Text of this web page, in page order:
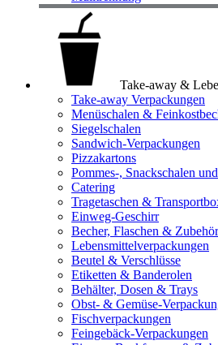
Take-away &
Take-away Verpackungen
Menüschalen &
Siegelschalen
Sandwich-Verpackungen
Pizzakartons
Pommes-, Snackschalen
Catering
Tragetaschen &
Einweg-Geschirr
Becher, Flaschen & Zubehör
Lebensmittelverpackungen
Beutel & Verschlüsse
Etiketten & Banderolen
Behälter, Dosen & Trays
Obst- & Gemüse-
Fischverpackungen
Feingebäck-Verpackungen